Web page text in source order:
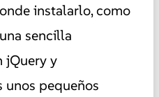
instalarlo, como
sencilla
jQuery y
pequeños